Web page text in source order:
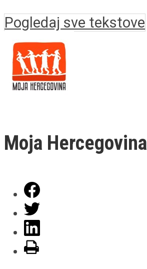
Pogledaj sve tekstove
Moja Hercegovina